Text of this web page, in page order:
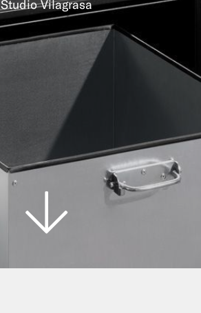
Studio Vilagrasa